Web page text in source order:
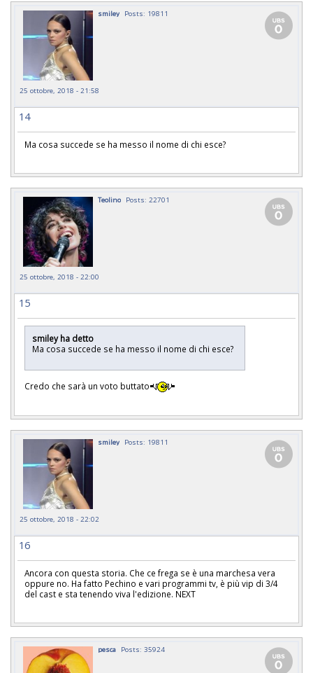
smiley Posts: 19811
25 ottobre, 2018 - 21:58
14
Ma cosa succede se ha messo il nome di chi esce?
Teolino Posts: 22701
25 ottobre, 2018 - 22:00
15
smiley ha detto
Ma cosa succede se ha messo il nome di chi esce?
Credo che sarà un voto buttato
smiley Posts: 19811
25 ottobre, 2018 - 22:02
16
Ancora con questa storia. Che ce frega se è una marchesa vera
oppure no. Ha fatto Pechino e vari programmi tv, è più vip di 3/4
del cast e sta tenendo viva l'edizione. NEXT
pesca Posts: 35924